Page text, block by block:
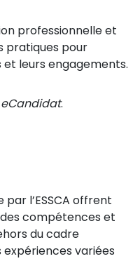
professionnelle et
pratiques pour
leurs engagements.
eCandidat.
l’ESSCA offrent
compétences et
du cadre
variées